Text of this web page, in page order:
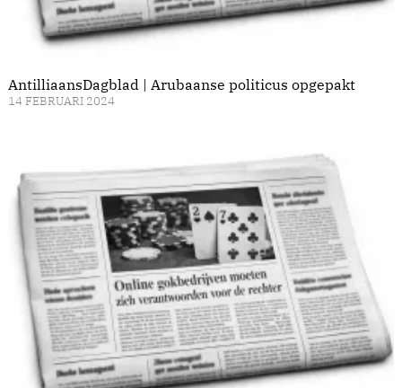
AntilliaansDagblad | Arubaanse politicus opgepakt
14 FEBRUARI 2024